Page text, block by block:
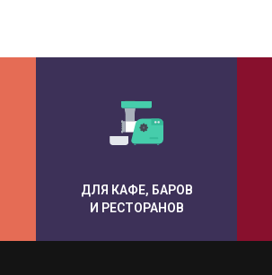
ДЛЯ КАФЕ, БАРОВ
И РЕСТОРАНОВ